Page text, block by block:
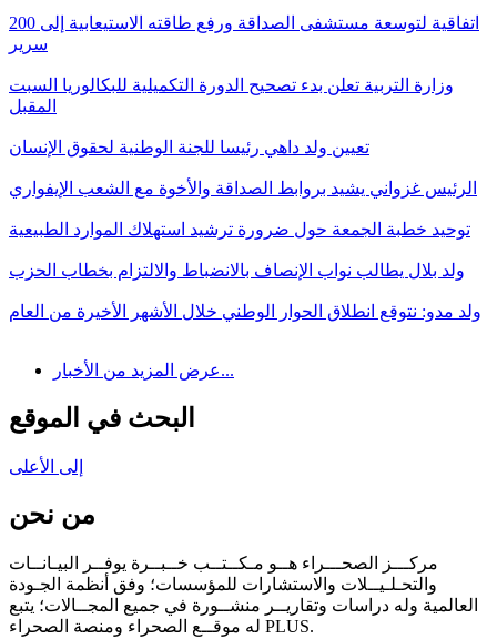
اتفاقية لتوسعة مستشفى الصداقة ورفع طاقته الاستيعابية إلى 200
سرير
وزارة التربية تعلن بدء تصحيح الدورة التكميلية للبكالوريا السبت
المقبل
تعيين ولد داهي رئيسا للجنة الوطنية لحقوق الإنسان
الرئيس غزواني يشيد بروابط الصداقة والأخوة مع الشعب الإيفواري
توحيد خطبة الجمعة حول ضرورة ترشيد استهلاك الموارد الطبيعية
ولد بلال يطالب نواب الإنصاف بالانضباط والالتزام بخطاب الحزب
ولد مدو: نتوقع انطلاق الحوار الوطني خلال الأشهر الأخيرة من العام
عرض المزيد من الأخبار...
البحث في الموقع
إلى الأعلى
من نحن
مركـــز الصحـــراء هــو مـكــتــب خــبــرة يوفــر البيـانــات
والتحـلـيــلات والاستشارات للمؤسسات؛ وفق أنظمة الجـودة
العالمية وله دراسات وتقاريــر منشــورة في جميع المجــالات؛ يتبع
له موقــع الصحراء ومنصة الصحراء PLUS.